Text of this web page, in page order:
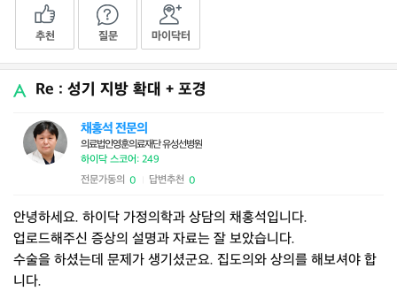
추천 질문 마이닥터
Re : 성기 지방 확대 + 포경
채홍석 전문의
의료법인영훈의료재단 유성선병원
하이닥 스코어: 249
전문가동의 0 답변추천 0
안녕하세요. 하이닥 가정의학과 상담의 채홍석입니다.
업로드해주신 증상의 설명과 자료는 잘 보았습니다.
수술을 하셨는데 문제가 생기셨군요. 집도의와 상의를 해보셔야 합
니다.